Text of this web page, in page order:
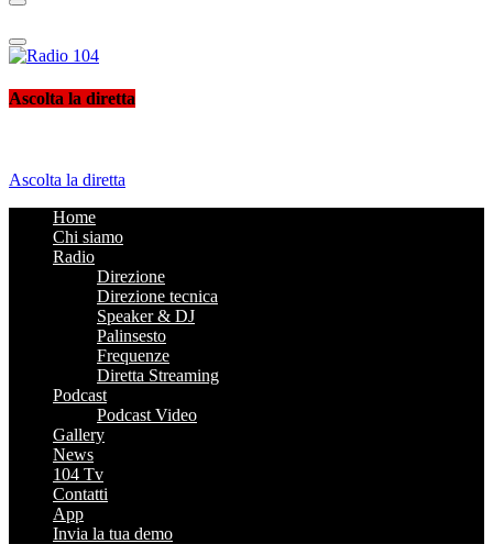
Radio 104
Like It !
Ascolta la diretta
Ascolta la diretta
Home
Chi siamo
Radio
Direzione
Direzione tecnica
Speaker & DJ
Palinsesto
Frequenze
Diretta Streaming
Podcast
Podcast Video
Gallery
News
104 Tv
Contatti
App
Invia la tua demo